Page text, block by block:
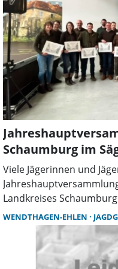
Schaumburg im
Viele Jägerinnen und
Landkreises
Wilkening, der nunmehr
Amtszeit resümieren
Landkreises
überbrachte Grüße des
WENDTHAGEN-EHLEN